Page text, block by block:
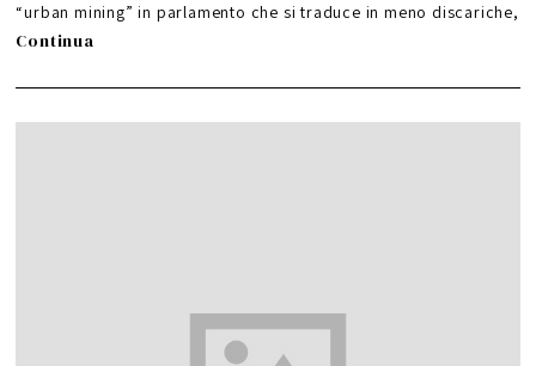
“urban mining” in parlamento che si traduce in meno discariche,
Continua